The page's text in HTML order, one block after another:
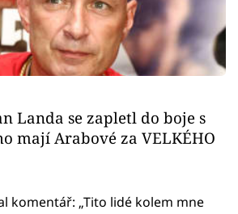
Landa se zapletl do boje s
mají Arabové za VELKÉHO
komentář: „Tito lidé kolem mne